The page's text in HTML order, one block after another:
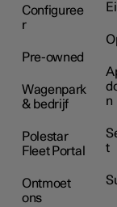
Configuree
r
Pre-owned
Wagenpark
& bedrijf
Polestar
Fleet Portal
Ontmoet
ons
n
t